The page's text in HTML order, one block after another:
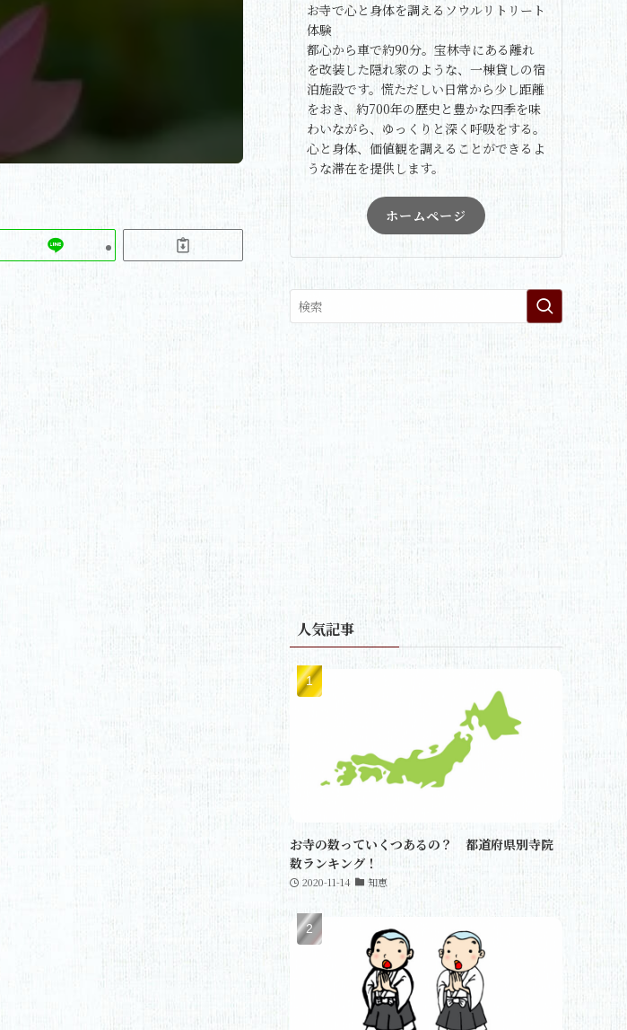
お寺で心と身体を調えるソウルリトリート
体験
都心から車で約90分。宝林寺にある離れ
を改装した隠れ家のような、一棟貸しの宿
泊施設です。慌ただしい日常から少し距離
をおき、約700年の歴史と豊かな四季を味
わいながら、ゆっくりと深く呼吸をする。
心と身体、価値観を調えることができるよ
うな滞在を提供します。
ホームページ
人気記事
お寺の数っていくつあるの？ 都道府県別寺院
数ランキング！
2020-11-14 知恵